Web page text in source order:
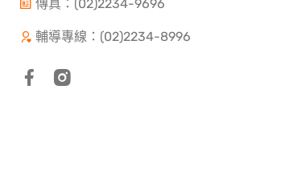
傳真：(02)2234-9696
輔導專線：(02)2234-8996